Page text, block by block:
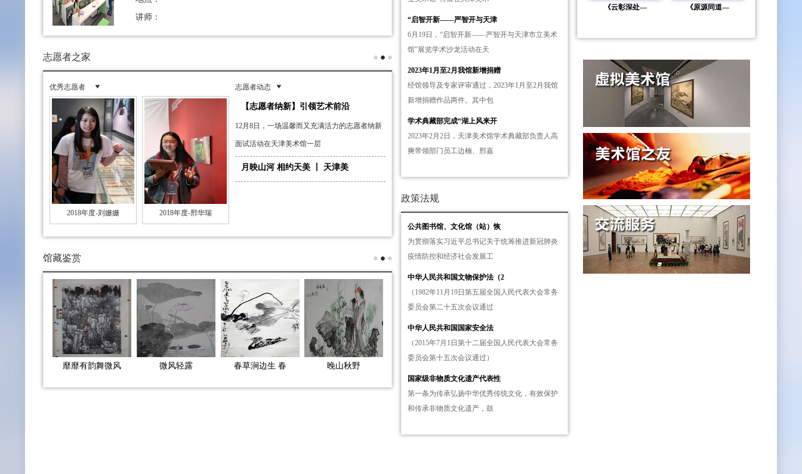
讲师：
志愿者之家
优秀志愿者
2018年度-刘姗姗 2018年度-邢华瑞
志愿者动态
【志愿者纳新】引领艺术前沿
12月8日，一场温馨而又充满活力的志愿者纳新
面试活动在天津美术馆一层
月映山河 相约天美 丨 天津美
馆藏鉴赏
靡靡有韵舞微风 微风轻露 春草涧边生 春 晚山秋野
“启智开新——严智开与天津
6月19日，“启智开新——严智开与天津市立美术
馆”展览学术沙龙活动在天
2023年1月至2月我馆新增捐赠
经馆领导及专家评审通过，2023年1月至2月我馆
新增捐赠作品两件。其中包
学术典藏部完成“湖上风来开
2023年2月2日，天津美术馆学术典藏部负责人高
爽带领部门员工边楠、邢嘉
政策法规
公共图书馆、文化馆（站）恢
为贯彻落实习近平总书记关于统筹推进新冠肺炎
疫情防控和经济社会发展工
中华人民共和国文物保护法（2
（1982年11月19日第五届全国人民代表大会常务
委员会第二十五次会议通过
中华人民共和国国家安全法
（2015年7月1日第十二届全国人民代表大会常务
委员会第十五次会议通过）
国家级非物质文化遗产代表性
第一条为传承弘扬中华优秀传统文化，有效保护
和传承非物质文化遗产，鼓
《云彰深处— 《原源同道—